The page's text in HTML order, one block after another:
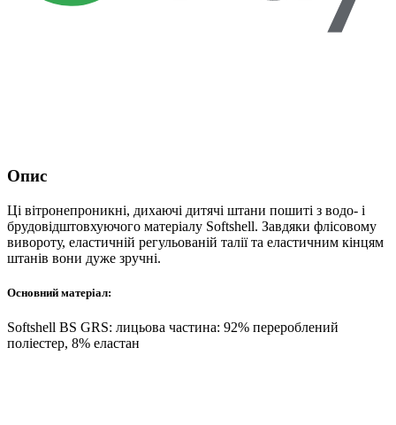
Опис
Ці вітронепроникні, дихаючі дитячі штани пошиті з водо- і
брудовідштовхуючого матеріалу Softshell. Завдяки флісовому
вивороту, еластичній регульованій талії та еластичним кінцям
штанів вони дуже зручні.
Основний матеріал:
Softshell BS GRS: лицьова частина: 92% перероблений
поліестер, 8% еластан